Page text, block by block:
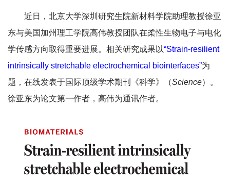
近日，北京大学深圳研究生院新材料学院助理教授徐亚
东与美国加州理工学院高伟教授团队在柔性生物电子与电化
学传感方向取得重要进展。相关研究成果以“Strain-resilient
intrinsically stretchable electrochemical biointerfaces”为
题，在线发表于国际顶级学术期刊《科学》（Science）。
徐亚东为论文第一作者，高伟为通讯作者。